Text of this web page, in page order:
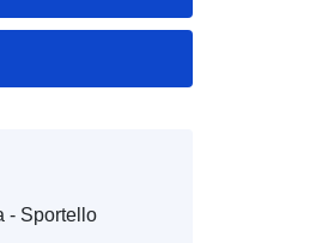
- Sportello